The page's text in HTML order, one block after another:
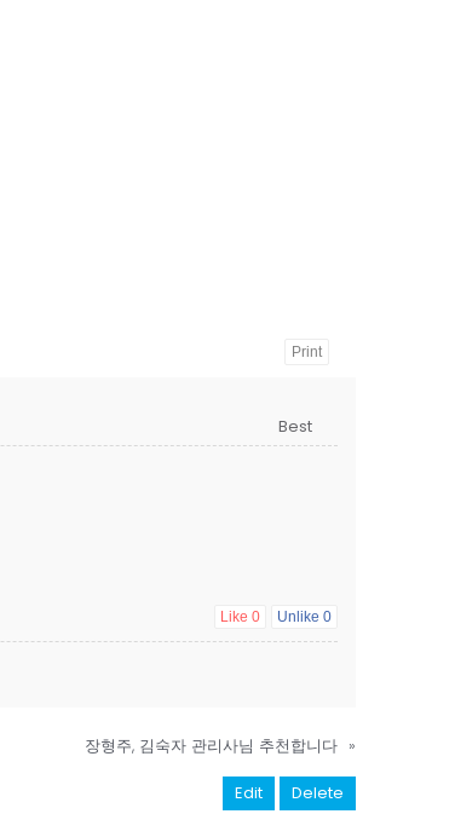
Print
Like 0 Unlike 0
장형주, 김숙자 관리사님 추천합니다 »
Edit Delete